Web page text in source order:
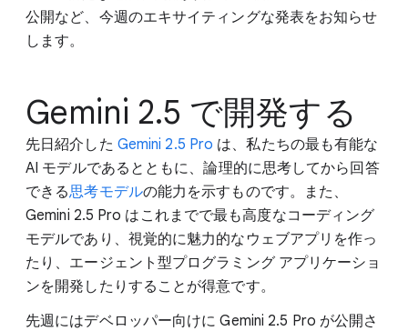
公開など、今週のエキサイティングな発表をお知らせ
します。
Gemini 2.5 で開発する
先日紹介した Gemini 2.5 Pro は、私たちの最も有能な
AI モデルであるとともに、論理的に思考してから回答
できる思考モデルの能力を示すものです。また、
Gemini 2.5 Pro はこれまでで最も高度なコーディング
モデルであり、視覚的に魅力的なウェブアプリを作っ
たり、エージェント型プログラミング アプリケーショ
ンを開発したりすることが得意です。
先週にはデベロッパー向けに Gemini 2.5 Pro が公開さ